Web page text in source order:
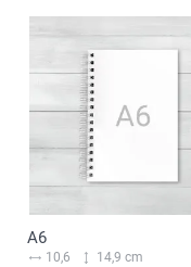
A6
10,6 14,9 cm